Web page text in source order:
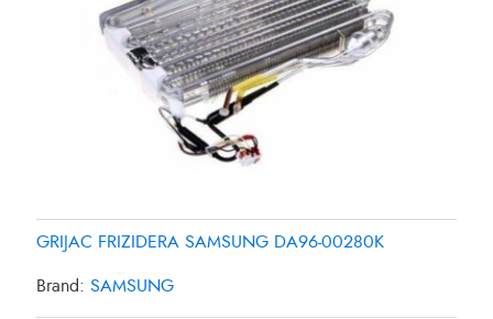
GRIJAC FRIZIDERA SAMSUNG DA96-00280K
Brand: SAMSUNG